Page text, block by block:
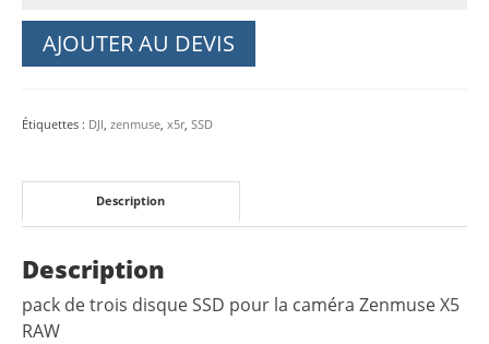
SSD
AJOUTER AU DEVIS
Étiquettes : DJI zenmuse x5r, SSD
Description
Description
pack de trois disque SSD pour la caméra Zenmuse X5
RAW